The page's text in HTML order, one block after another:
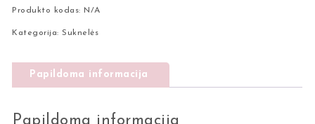
Produkto kodas: N/A
Kategorija:Suknelės
Papildoma informacija